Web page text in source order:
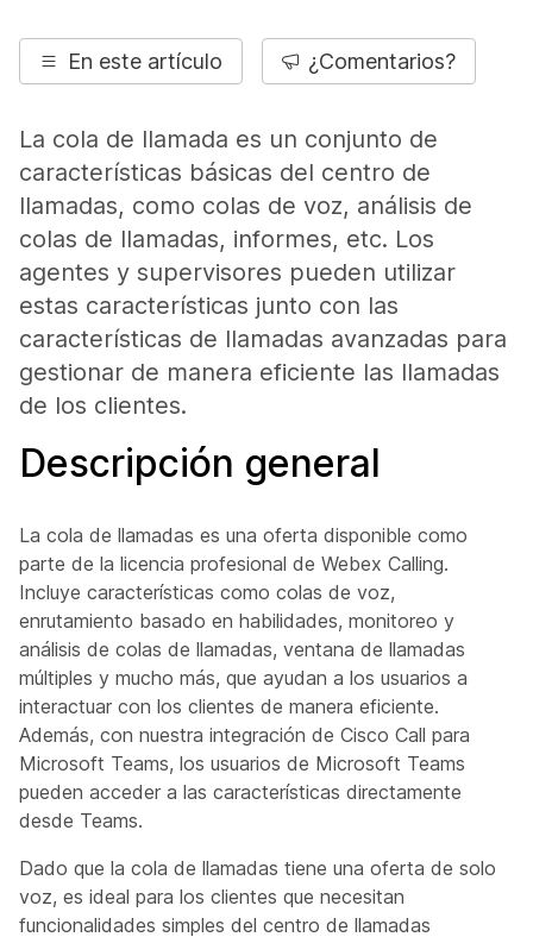
En este artículo ¿Comentarios?
La cola de llamada es un conjunto de
características básicas del centro de
llamadas, como colas de voz, análisis de
colas de llamadas, informes, etc. Los
agentes y supervisores pueden utilizar
estas características junto con las
características de llamadas avanzadas para
gestionar de manera eficiente las llamadas
de los clientes.
Descripción general
La cola de llamadas es una oferta disponible como
parte de la licencia profesional de Webex Calling.
Incluye características como colas de voz,
enrutamiento basado en habilidades, monitoreo y
análisis de colas de llamadas, ventana de llamadas
múltiples y mucho más, que ayudan a los usuarios a
interactuar con los clientes de manera eficiente.
Además, con nuestra integración de Cisco Call para
Microsoft Teams, los usuarios de Microsoft Teams
pueden acceder a las características directamente
desde Teams.
Dado que la cola de llamadas tiene una oferta de solo
voz, es ideal para los clientes que necesitan
funcionalidades simples del centro de llamadas